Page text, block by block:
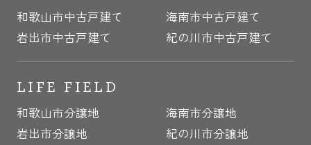
和歌山市中古戸建て
海南市中古戸建て
岩出市中古戸建て
紀の川市中古戸建て
LIFE FIELD
和歌山市分譲地
海南市分譲地
岩出市分譲地
紀の川市分譲地